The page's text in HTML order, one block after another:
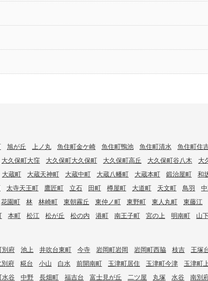
旭が丘 上ノ丸 魚住町金ケ崎 魚住町鴨池 魚住町清水
魚住町住
大久保町大窪 大久保町大久保町 大久保町高丘 大久保町谷八木
大
大蔵町 大蔵天神町 大蔵中町 大蔵八幡町 大蔵本町 鍛治屋町
和
太寺天王町 鷹匠町 立石 田町 樽屋町 大道町 天文町 鳥羽
花園町 林 林崎町 東朝霧丘 東仲ノ町 東野町 東人丸町
東藤江
本町 松江 松が丘 松の内 港町 南王子町 宮の上 明南町 山
別府 池上 井吹台東町 今寺 岩岡町岩岡 岩岡町西脇 枝吉
王塚
別府 糀台 小山 白水 前開南町 玉津町居住 玉津町今津
玉津町
水谷 中野 長畑町 福吉台 富士見が丘 二ツ屋 丸塚 水谷 南別